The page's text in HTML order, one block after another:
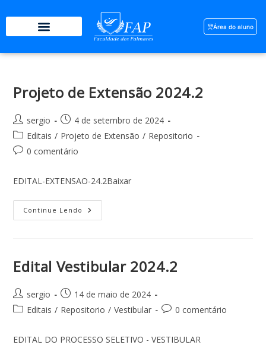
Área do aluno
Projeto de Extensão 2024.2
sergio
4 de setembro de 2024
Editais / Projeto de Extensão / Repositorio
0 comentário
EDITAL-EXTENSAO-24.2Baixar
Continue Lendo
Edital Vestibular 2024.2
sergio
14 de maio de 2024
Editais / Repositorio / Vestibular 0 comentário
EDITAL DO PROCESSO SELETIVO - VESTIBULAR